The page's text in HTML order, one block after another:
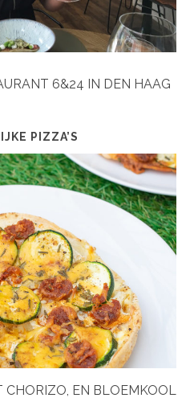
6&24 IN DEN HAAG
PIZZA’S
EN BLOEMKOOL